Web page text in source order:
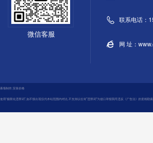
微信客服
联系电话：
网 址：
墙制作,安装价格
用“极限化违禁词",如不慎出现仅代本站范围内对比,不支持以任何"违禁词”为借口举报我司违反《广告法》的变相勒